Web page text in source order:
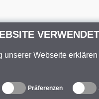
unserer Webseite
Präferenzen